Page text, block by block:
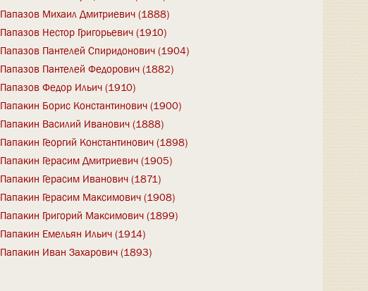
Папазов Михаил Дмитриевич (1888)
Папазов Нестор Григорьевич (1910)
Папазов Пантелей Спиридонович (1904)
Папазов Пантелей Федорович (1882)
Папазов Федор Ильич (1910)
Папакин Борис Константинович (1900)
Папакин Василий Иванович (1888)
Папакин Георгий Константинович (1898)
Папакин Герасим Дмитриевич (1905)
Папакин Герасим Иванович (1871)
Папакин Герасим Максимович (1908)
Папакин Григорий Максимович (1899)
Папакин Емельян Ильич (1914)
Папакин Иван Захарович (1893)